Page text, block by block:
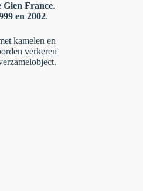
Gien France.
en 2002.
kamelen en
verkeren